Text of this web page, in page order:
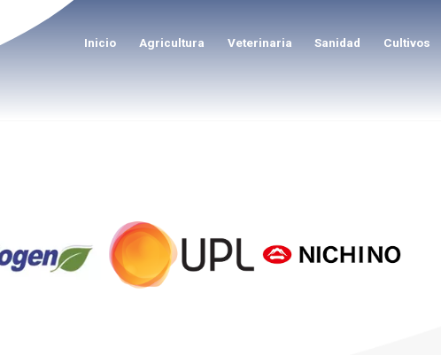
Inicio Agricultura Veterinaria Sanidad Cultivos